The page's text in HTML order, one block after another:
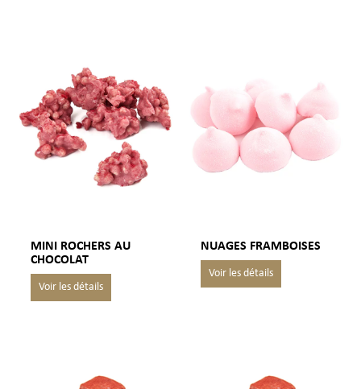
MINI ROCHERS AU
CHOCOLAT
NUAGES ​​​​FRAMBOISES